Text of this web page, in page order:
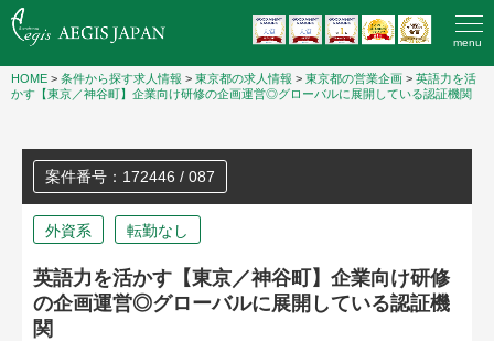
menu
HOME > 条件から探す求人情報 > 東京都の求人情報 > 東京都の営業企画 > 英語力を活
かす【東京／神谷町】企業向け研修の企画運営◎グローバルに展開している認証機関
案件番号：172446 / 087
外資系 転勤なし
英語力を活かす【東京／神谷町】企業向け研修
の企画運営◎グローバルに展開している認証機
関